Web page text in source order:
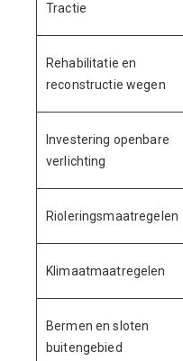
Tractie
Rehabilitatie en
reconstructie wegen
Investering openbare
verlichting
Rioleringsmaatregelen
Klimaatmaatregelen
Bermen en sloten
buitengebied